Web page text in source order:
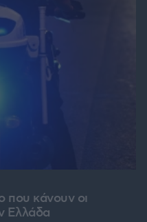
που κάνουν οι
Ελλάδα